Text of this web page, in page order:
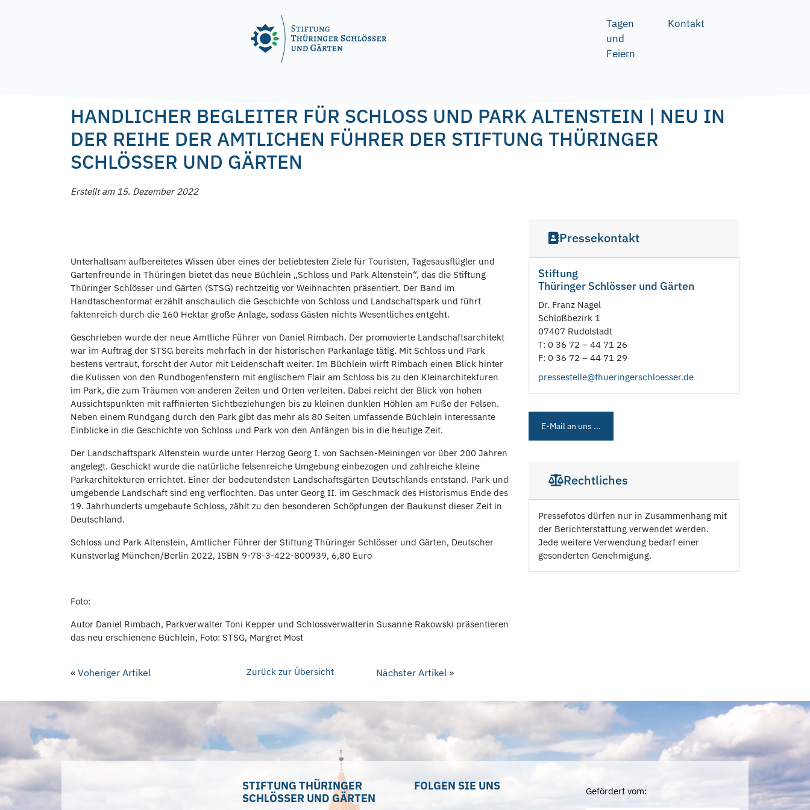
Tagen
und
Feiern
Kontakt
HANDLICHER BEGLEITER FÜR SCHLOSS UND PARK ALTENSTEIN | NEU IN
DER REIHE DER AMTLICHEN FÜHRER DER STIFTUNG THÜRINGER
SCHLÖSSER UND GÄRTEN
Erstellt am 15. Dezember 2022
Unterhaltsam aufbereitetes Wissen über eines der beliebtesten Ziele für Touristen, Tagesausflügler und
Gartenfreunde in Thüringen bietet das neue Büchlein „Schloss und Park Altenstein“, das die Stiftung
Thüringer Schlösser und Gärten (STSG) rechtzeitig vor Weihnachten präsentiert. Der Band im
Handtaschenformat erzählt anschaulich die Geschichte von Schloss und Landschaftspark und führt
faktenreich durch die 160 Hektar große Anlage, sodass Gästen nichts Wesentliches entgeht.
Geschrieben wurde der neue Amtliche Führer von Daniel Rimbach. Der promovierte Landschaftsarchitekt
war im Auftrag der STSG bereits mehrfach in der historischen Parkanlage tätig. Mit Schloss und Park
bestens vertraut, forscht der Autor mit Leidenschaft weiter. Im Büchlein wirft Rimbach einen Blick hinter
die Kulissen von den Rundbogenfenstern mit englischem Flair am Schloss bis zu den Kleinarchitekturen
im Park, die zum Träumen von anderen Zeiten und Orten verleiten. Dabei reicht der Blick von hohen
Aussichtspunkten mit raffinierten Sichtbeziehungen bis zu kleinen dunklen Höhlen am Fuße der Felsen.
Neben einem Rundgang durch den Park gibt das mehr als 80 Seiten umfassende Büchlein interessante
Einblicke in die Geschichte von Schloss und Park von den Anfängen bis in die heutige Zeit.
Der Landschaftspark Altenstein wurde unter Herzog Georg I. von Sachsen-Meiningen vor über 200 Jahren
angelegt. Geschickt wurde die natürliche felsenreiche Umgebung einbezogen und zahlreiche kleine
Parkarchitekturen errichtet. Einer der bedeutendsten Landschaftsgärten Deutschlands entstand. Park und
umgebende Landschaft sind eng verflochten. Das unter Georg II. im Geschmack des Historismus Ende des
19. Jahrhunderts umgebaute Schloss, zählt zu den besonderen Schöpfungen der Baukunst dieser Zeit in
Deutschland.
Schloss und Park Altenstein, Amtlicher Führer der Stiftung Thüringer Schlösser und Gärten, Deutscher
Kunstverlag München/Berlin 2022, ISBN 9-78-3-422-800939, 6,80 Euro
Foto:
Autor Daniel Rimbach, Parkverwalter Toni Kepper und Schlossverwalterin Susanne Rakowski präsentieren
das neu erschienene Büchlein, Foto: STSG, Margret Most
« Voheriger Artikel Zurück zur Übersicht Nächster Artikel»
Pressekontakt
Stiftung
Thüringer Schlösser und Gärten
Dr. Franz Nagel
Schloßbezirk 1
07407 Rudolstadt
T: 0 36 72 – 44 71 26
F: 0 36 72 – 44 71 29
pressestelle@thueringerschloesser.de
E-Mail an uns ...
Rechtliches
Pressefotos dürfen nur in Zusammenhang mit
der Berichterstattung verwendet werden.
Jede weitere Verwendung bedarf einer
gesonderten Genehmigung.
STIFTUNG THÜRINGER
SCHLÖSSER UND GÄRTEN
FOLGEN SIE UNS Gefördert vom: